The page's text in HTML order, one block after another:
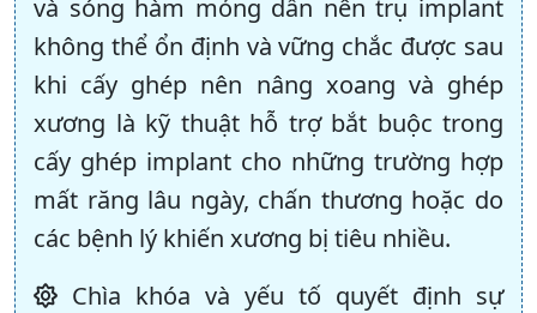
và sóng hàm mỏng dần nên trụ implant
không thể ổn định và vững chắc được sau
khi cấy ghép nên nâng xoang và ghép
xương là kỹ thuật hỗ trợ bắt buộc trong
cấy ghép implant cho những trường hợp
mất răng lâu ngày, chấn thương hoặc do
các bệnh lý khiến xương bị tiêu nhiều.
Chìa khóa và yếu tố quyết định sự